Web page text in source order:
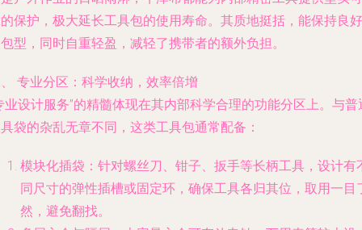
保护，极大延长工具包的使用寿命。其质地挺括，能保持良好
型，同时自重轻盈，减轻了携带者的额外负担。
专业分区：科学收纳，效率倍增
业设计服务”的精髓体现在其内部科学合理的功能分区上。与普
袋的杂乱无章不同，这类工具包通常配备：
模块化插袋：针对螺丝刀、钳子、扳手等长柄工具，设计有
同尺寸的弹性插槽或固定环，确保工具各归其位，取用一目
然，避免翻找。